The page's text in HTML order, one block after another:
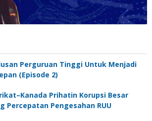
Perguruan Tinggi Untuk Menjadi
(Episode 2)
Prihatin Korupsi Besar
Percepatan Pengesahan RUU